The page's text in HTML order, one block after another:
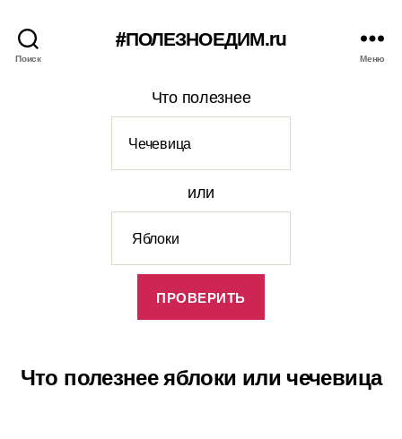
Поиск
#ПОЛЕЗНОЕДИМ.ru
Меню
Что полезнее
или
Что полезнее яблоки или чечевица